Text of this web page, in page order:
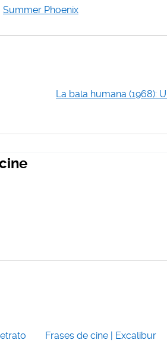
Summer Phoenix
La bala humana (1968):
Frases de cine | Excalibur